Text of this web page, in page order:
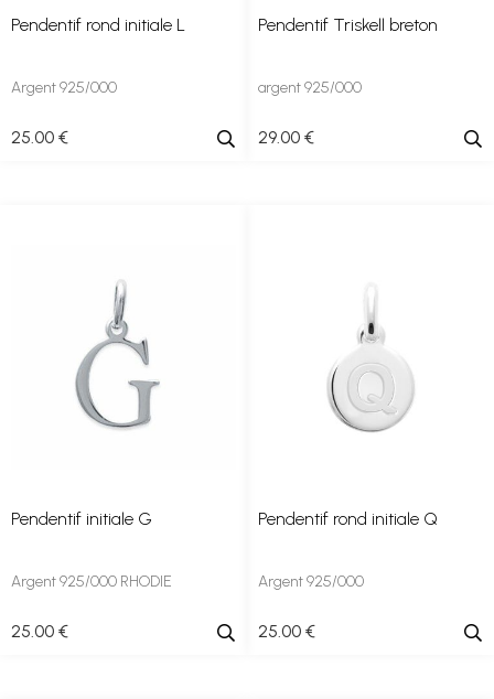
Pendentif rond initiale L
Argent 925/000
25.00 €
Pendentif Triskell breton
argent 925/000
29.00 €
Pendentif initiale G
Argent 925/000 RHODIE
25.00 €
Pendentif rond initiale Q
Argent 925/000
25.00 €